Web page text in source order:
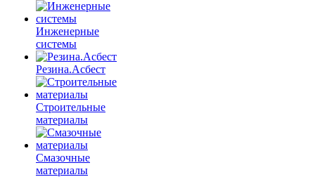
Инженерные
системы
Резина.Асбест
Строительные
материалы
Смазочные
материалы